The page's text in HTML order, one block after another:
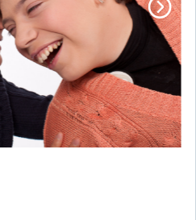
für Fraueninteressen e.V.
evan. in der Region
Flüchtlinge e.V.
München e.V.